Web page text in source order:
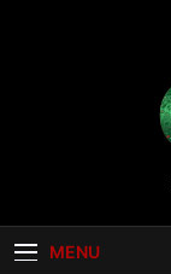
MENU